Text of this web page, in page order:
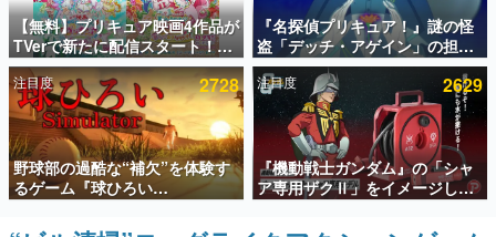
アプリセール情報
インタビュー
連載・特集一覧
殿堂入り記事
SNS拡散数が数千以上！ ページビュー数万以上！ などな
ど。多くの人々に読まれた、電ファミ渾身の“殿堂入り”記
事をまとめました。
【無料】プリキュア映画4作品が
TVerで新たに配信スタート！な
んと2018年～2024年の映画ほぼ
すべてが見放題に、ぶっちゃけ
ありえないラインナップ
『名探偵プリキュア！』謎の怪
盗「デッチ・アゲイン」の担当
キャストは天﨑滉平さんと判
明。『Re:ゼロから始める異世
界生活』オットー役、『ヒプノ
シスマイク』山田三郎役など
注目度 2728
野球部の過酷な“補欠”を体験す
るゲーム『球ひろい
Simulator』が「1件」のウィッ
シュリストをもとにチェコ語に
注目度 2629
『機動戦士ガンダム』の「シャ
ア専用ザクⅡ」をイメージした
散水ホースリールが予約開始。
本体にはシャアのパーソナルマ